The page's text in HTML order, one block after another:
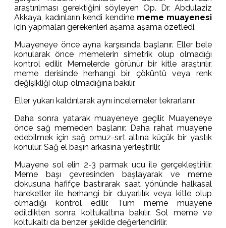
araştırılması gerektiğini söyleyen Op. Dr. Abdulaziz
Akkaya, kadınların kendi kendine meme muayenesi
için yapmaları gerekenleri aşama aşama özetledi.
Muayeneye önce ayna karşısında başlanır. Eller bele
konularak önce memelerin simetrik olup olmadığı
kontrol edilir. Memelerde görünür bir kitle araştırılır,
meme derisinde herhangi bir çöküntü veya renk
değişikliği olup olmadığına bakılır.
Eller yukarı kaldırılarak aynı incelemeler tekrarlanır.
Daha sonra yatarak muayeneye geçilir. Muayeneye
önce sağ memeden başlanır. Daha rahat muayene
edebilmek için sağ omuz-sırt altına küçük bir yastık
konulur. Sağ el başın arkasına yerleştirilir.
Muayene sol elin 2-3 parmak ucu ile gerçekleştirilir.
Meme başı çevresinden başlayarak ve meme
dokusuna hafifçe bastırarak saat yönünde halkasal
hareketler ile herhangi bir duyarlılık veya kitle olup
olmadığı kontrol edilir. Tüm meme muayene
edildikten sonra koltukaltına bakılır. Sol meme ve
koltukaltı da benzer şekilde değerlendirilir.